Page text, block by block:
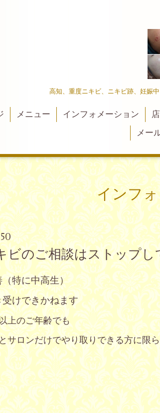
高知、重度ニキビ、ニキビ跡、妊娠
メニュー インフォメーション
メー
インフ
ビのご相談はストップ
特に中高生）
けできかねます
上のご年齢でも
サロンだけでやり取りできる方に限